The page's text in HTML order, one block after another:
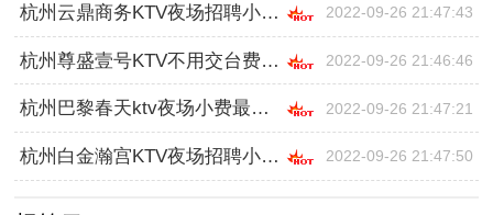
杭州云鼎商务KTV夜场招聘小费最高,工作好做吗 2022-09-26 21:47:43
杭州尊盛壹号KTV不用交台费,入职需要什么条件 2022-09-26 21:46:46
杭州巴黎春天ktv夜场小费最高招聘模特,怎么面试 2022-09-26 21:47:21
杭州白金瀚宫KTV夜场招聘小费起,工资是日结 2022-09-26 21:47:50